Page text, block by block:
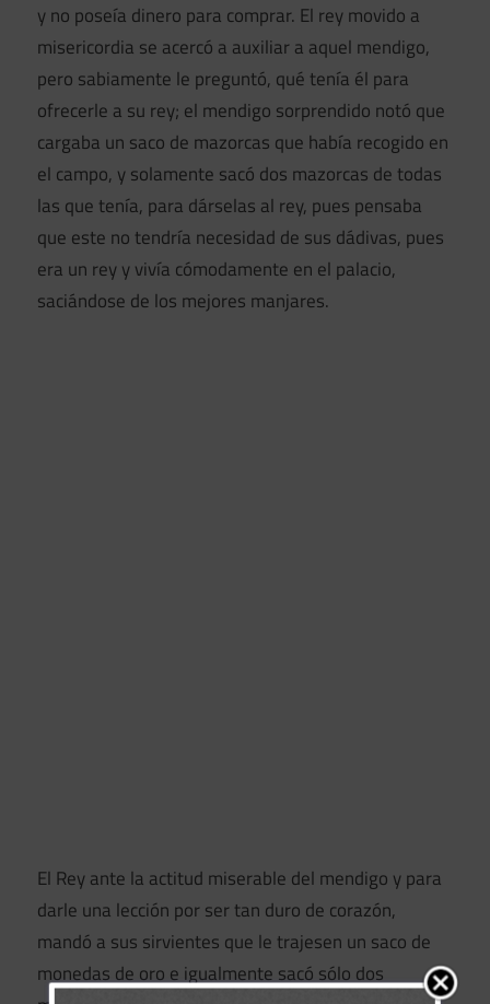
y no poseía dinero para comprar. El rey movido a
misericordia se acercó a auxiliar a aquel mendigo,
pero sabiamente le preguntó, qué tenía él para
ofrecerle a su rey; el mendigo sorprendido notó que
cargaba un saco de mazorcas que había recogido en
el campo, y solamente sacó dos mazorcas de todas
las que tenía, para dárselas al rey, pues pensaba
que este no tendría necesidad de sus dádivas, pues
era un rey y vivía cómodamente en el palacio,
saciándose de los mejores manjares.
El Rey ante la actitud miserable del mendigo y para
darle una lección por ser tan duro de corazón,
mandó a sus sirvientes que le trajesen un saco de
monedas de oro e igualmente sacó sólo dos